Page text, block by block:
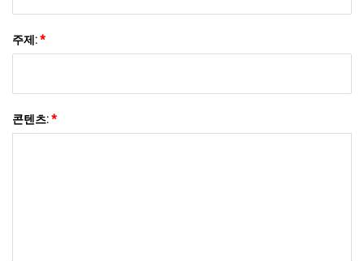
주제:*
콘텐츠:*